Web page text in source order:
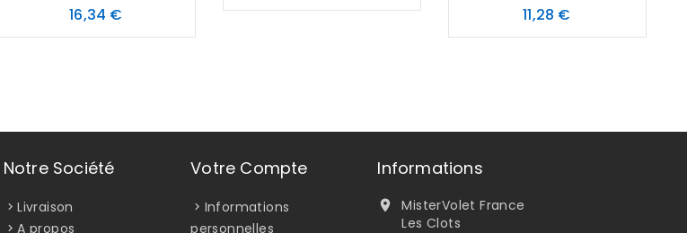
16,34 € 11,28 €
Notre Société
Livraison
A propos
Votre Compte
Informations
personnelles
Informations

MisterVolet France
Les Clots